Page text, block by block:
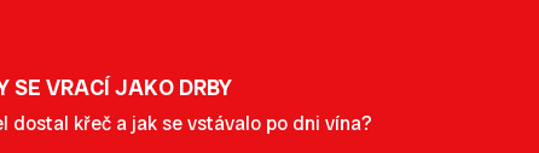
SE VRACÍ JAKO DRBY
křeč a jak se vstávalo po dni vína?